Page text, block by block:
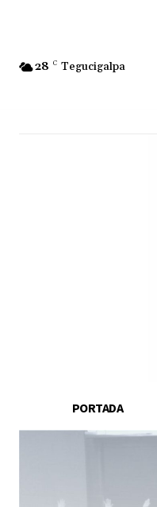
28 C Tegucigalpa
PORTADA